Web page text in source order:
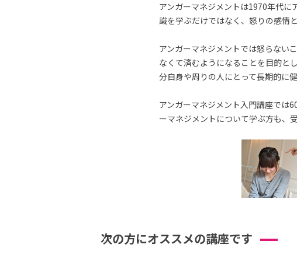
アンガーマネジメントは1970年代に
識を学ぶだけではなく、怒りの感情
アンガーマネジメントでは怒らない
なくて済むようになることを目的と
分自身や周りの人にとって長期的に
アンガーマネジメント入門講座では
ーマネジメントについて学ぶ方も、
次の方にオススメの講座です